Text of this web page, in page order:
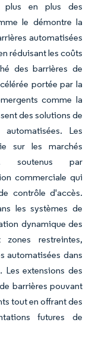
plus en plus des
le démontre la
automatisées
réduisant les coûts
des barrières de
portée par la
comme la
des solutions de
automatisées. Les
sur les marchés
soutenus par
commerciale qui
contrôle d'accès.
les systèmes de
dynamique des
restreintes,
automatisées dans
Les extensions des
barrières pouvant
tout en offrant des
futures de